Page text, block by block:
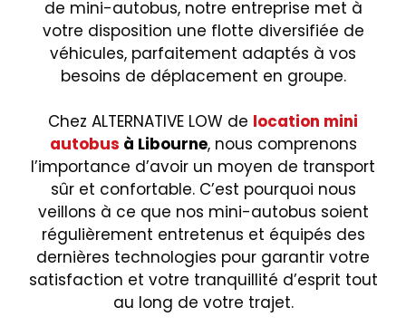
de mini-autobus, notre entreprise met à
votre disposition une flotte diversifiée de
véhicules, parfaitement adaptés à vos
besoins de déplacement en groupe.
Chez ALTERNATIVE LOW de location mini
autobus à Libourne, nous comprenons
l’importance d’avoir un moyen de transport
sûr et confortable. C’est pourquoi nous
veillons à ce que nos mini-autobus soient
régulièrement entretenus et équipés des
dernières technologies pour garantir votre
satisfaction et votre tranquillité d’esprit tout
au long de votre trajet.